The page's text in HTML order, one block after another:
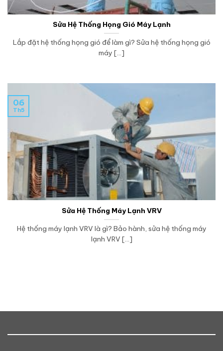
Sửa Hệ Thống Họng Gió Máy Lạnh
Lắp đặt hệ thống họng gió để làm gì? Sửa hệ thống họng gió
máy [...]
Sửa Hệ Thống Máy Lạnh VRV
Hệ thống máy lạnh VRV là gì? Bảo hành, sửa hệ thống máy
lạnh VRV [...]
06
Th5